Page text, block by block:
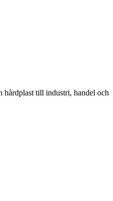
till industri, handel och